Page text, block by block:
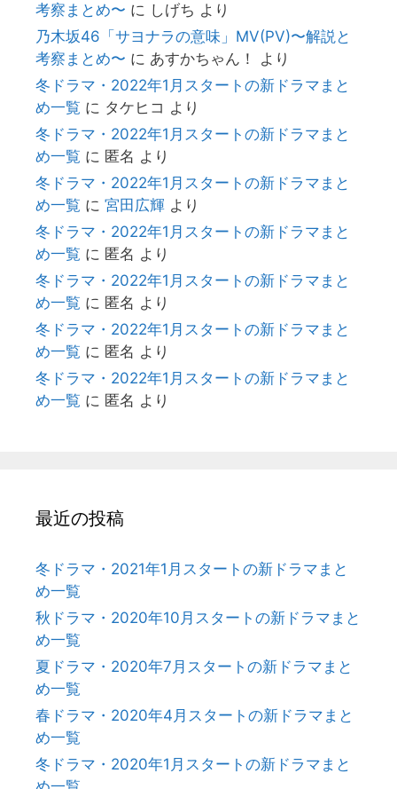
考察まとめ〜 に しげち より
乃木坂46「サヨナラの意味」MV(PV)〜解説と
考察まとめ〜 に あすかちゃん！
より
冬ドラマ・2022年1月スタートの新ドラマまと
め一覧 に タケヒコ より
冬ドラマ・2022年1月スタートの新ドラマまと
め一覧 に 匿名 より
冬ドラマ・2022年1月スタートの新ドラマまと
め一覧 に 宮田広輝 より
冬ドラマ・2022年1月スタートの新ドラマまと
め一覧 に 匿名 より
冬ドラマ・2022年1月スタートの新ドラマまと
め一覧 に 匿名 より
冬ドラマ・2022年1月スタートの新ドラマまと
め一覧 に 匿名 より
冬ドラマ・2022年1月スタートの新ドラマまと
め一覧 に 匿名 より
最近の投稿
冬ドラマ・2021年1月スタートの新ドラマまと
め一覧
秋ドラマ・2020年10月スタートの新ドラマまと
め一覧
夏ドラマ・2020年7月スタートの新ドラマまと
め一覧
春ドラマ・2020年4月スタートの新ドラマまと
め一覧
冬ドラマ・2020年1月スタートの新ドラマまと